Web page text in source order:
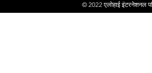
© 2022एलोहाई इंटरनेशनल